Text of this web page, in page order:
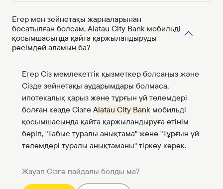
Егер мен зейнетақы жарналарынан
босатылған болсам, Alatau City Bank мобильді
қосымшасында қайта қаржыландыруды
рәсімдей аламын ба?
Егер Сіз мемлекеттік қызметкер болсаңыз және
Cізде зейнетақы аударымдары болмаса,
ипотекалық қарыз және тұрғын үй төлемдері
болған кезде СізгеAlatau City Bank мобильді
қосымшасында қайта қаржыландыруға өтінім
беріп, "Табыс туралы анықтама" және "Тұрғын үй
төлемдері туралы анықтаманы" тіркеу керек.
Жауап Сізге пайдалы болды ма?